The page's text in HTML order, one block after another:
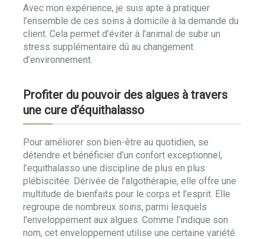
Avec mon expérience, je suis apte à pratiquer
l’ensemble de ces soins à domicile à la demande du
client. Cela permet d’éviter à l’animal de subir un
stress supplémentaire dû au changement
d’environnement.
Profiter du pouvoir des algues à travers
une cure d’équithalasso
Pour améliorer son bien-être au quotidien, se
détendre et bénéficier d’un confort exceptionnel,
l’equithalasso une discipline de plus en plus
plébiscitée. Dérivée de l’algothérapie, elle offre une
multitude de bienfaits pour le corps et l’esprit. Elle
regroupe de nombreux soins, parmi lesquels
l'enveloppement aux algues. Comme l’indique son
nom, cet enveloppement utilise une certaine variété